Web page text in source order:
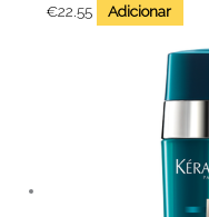
€22.55 Adicionar